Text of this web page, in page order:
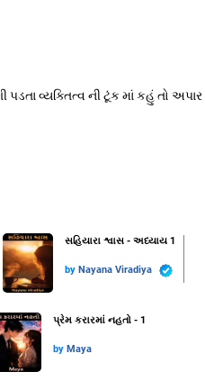
વ્યક્તિત્વ ની ટૂંક માં કહું તો અપાર
સહિયારા શ્વાસ - અધ્યાય 1
by Nayana Viradiya
પ્રેમ કરારમાં નહતો - 1
by Maya